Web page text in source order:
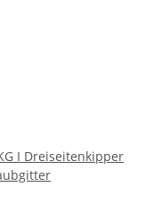
I Dreiseitenkipper